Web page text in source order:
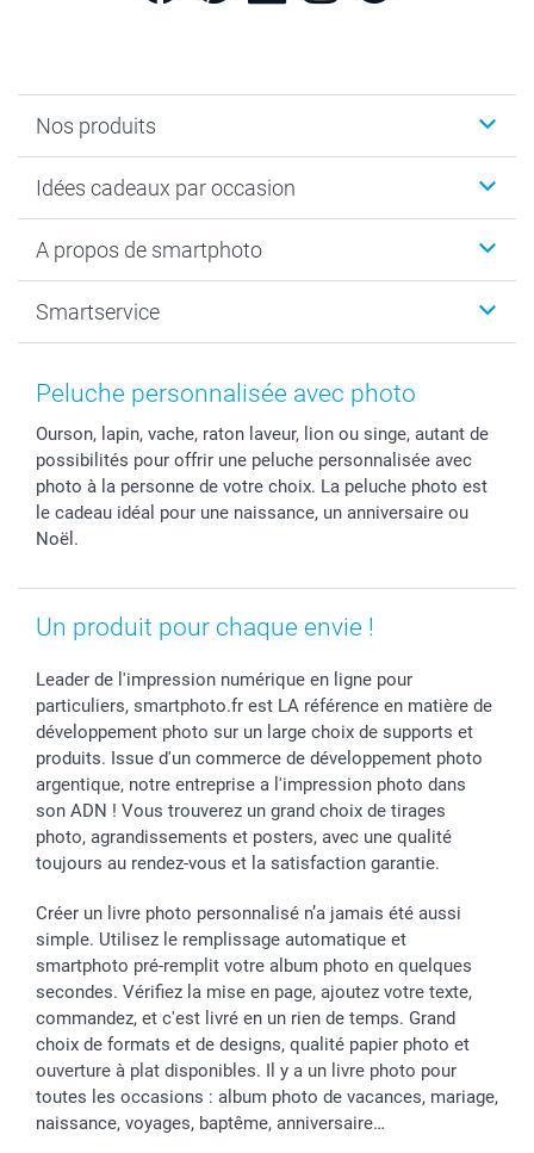
Nos produits
Calendrier photo & Agenda photo
Tirage photo & agrandissement
Faire-part & Cartes
Coques smartphone
Cadres photo & accessoires déco
Dénicheur d'idées cadeau
Idées cadeaux par occasion
Anniversaire
Naissance & baptême
Fête des Mères
Communion
Baptême
Toussaint
Rentrée des classes
A propos de smartphoto
Plan du site
Droit de rétraction
Vie privée
Gestion des cookies
Tarifs
Partenariats & Influence
Smartservice
Aide
smartfriends
Livraison
Modes de paiement
Grandes quantités
Peluche personnalisée avec photo
Ourson, lapin, vache, raton laveur, lion ou singe, autant de
possibilités pour offrir une peluche personnalisée avec
photo à la personne de votre choix. La peluche photo est
le cadeau idéal pour une naissance, un anniversaire ou
Noël.
Un produit pour chaque envie !
Leader de l'impression numérique en ligne pour
particuliers, smartphoto.fr est LA référence en matière de
développement photo sur un large choix de supports et
produits. Issue d'un commerce de développement photo
argentique, notre entreprise a l'impression photo dans
son ADN ! Vous trouverez un grand choix de tirages
photo, agrandissements et posters, avec une qualité
toujours au rendez-vous et la satisfaction garantie.
Créer un livre photo personnalisé n’a jamais été aussi
simple. Utilisez le remplissage automatique et
smartphoto pré-remplit votre album photo en quelques
secondes. Vérifiez la mise en page, ajoutez votre texte,
commandez, et c'est livré en un rien de temps. Grand
choix de formats et de designs, qualité papier photo et
ouverture à plat disponibles. Il y a un livre photo pour
toutes les occasions : album photo de vacances, mariage,
naissance, voyages, baptême, anniversaire…